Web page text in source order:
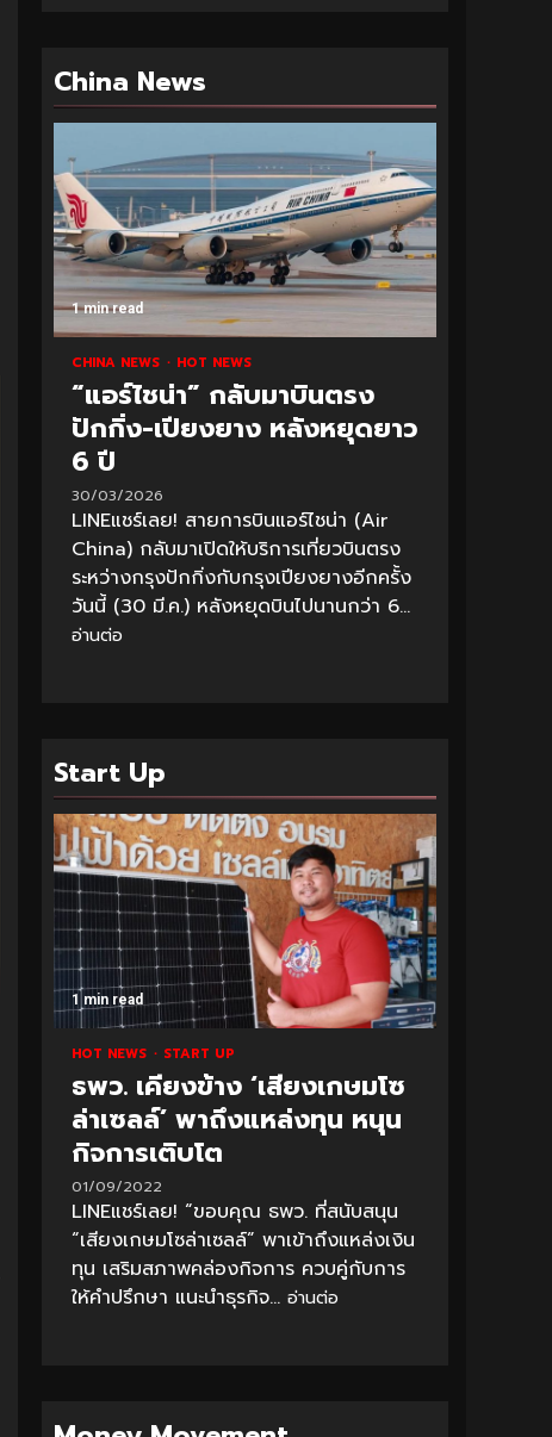
China News
1 min read
CHINA NEWS HOT NEWS
“แอร์ไชน่า” กลับมาบินตรง
ปักกิ่ง-เปียงยาง หลังหยุดยาว
6 ปี
30/03/2026
LINEแชร์เลย! สายการบินแอร์ไชน่า (Air
China) กลับมาเปิดให้บริการเที่ยวบินตรง
ระหว่างกรุงปักกิ่งกับกรุงเปียงยางอีกครั้ง
วันนี้ (30 มี.ค.) หลังหยุดบินไปนานกว่า 6...
อ่านต่อ
Start Up
1 min read
HOT NEWS START UP
ธพว. เคียงข้าง ‘เสียงเกษมโซ
ล่าเซลล์’ พาถึงแหล่งทุน หนุน
กิจการเติบโต
01/09/2022
LINEแชร์เลย! “ขอบคุณ ธพว. ที่สนับสนุน
“เสียงเกษมโซล่าเซลล์” พาเข้าถึงแหล่งเงิน
ทุน เสริมสภาพคล่องกิจการ ควบคู่กับการ
ให้คำปรึกษา แนะนำธุรกิจ... อ่านต่อ